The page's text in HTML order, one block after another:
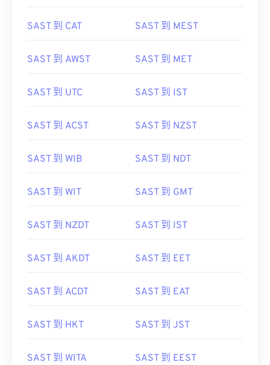
SAST 到 CAT SAST 到 MEST
SAST 到 AWST SAST 到 MET
SAST 到 UTC SAST 到 IST
SAST 到 ACST SAST 到 NZST
SAST 到 WIB SAST 到 NDT
SAST 到 WIT SAST 到 GMT
SAST 到 NZDT SAST 到 IST
SAST 到 AKDT SAST 到 EET
SAST 到 ACDT SAST 到 EAT
SAST 到 HKT SAST 到 JST
SAST 到 WITA SAST 到 EEST